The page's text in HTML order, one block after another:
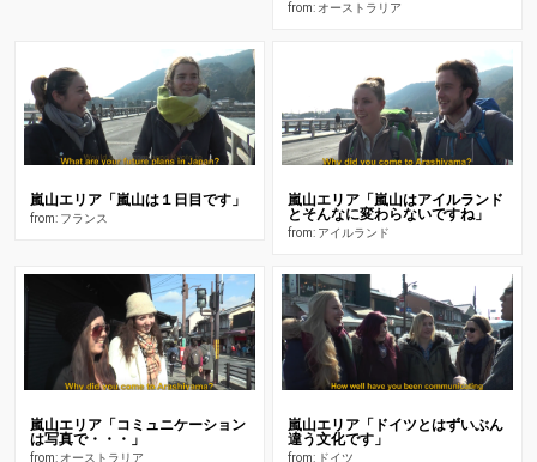
from: オーストラリア
嵐山エリア「嵐山は１日目です」
from: フランス
嵐山エリア「嵐山はアイルランド
とそんなに変わらないですね」
from: アイルランド
嵐山エリア「コミュニケーション
は写真で・・・」
from: オーストラリア
嵐山エリア「ドイツとはずいぶん
違う文化です」
from: ドイツ